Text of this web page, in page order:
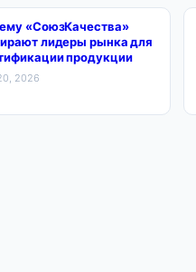
«СоюзКачества»
лидеры рынка для
продукции
2026